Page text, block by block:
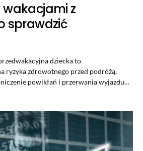
wakacjami z
sprawdzić
dziecka to
ryzyka zdrowotnego przed podróżą,
powikłań i przerwania wyjazdu…